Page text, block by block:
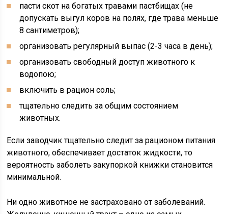
пасти скот на богатых травами пастбищах (не
допускать выгул коров на полях, где трава меньше
8 сантиметров);
организовать регулярный выпас (2-3 часа в день);
организовать свободный доступ животного к
водопою;
включить в рацион соль;
тщательно следить за общим состоянием
животных.
Если заводчик тщательно следит за рационом питания
животного, обеспечивает достаток жидкости, то
вероятность заболеть закупоркой книжки становится
минимальной.
Ни одно животное не застраховано от заболеваний.